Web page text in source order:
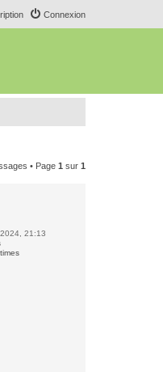
Connexion
• Page 1 sur 1
21:13